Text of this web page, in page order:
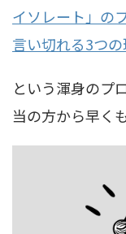
イソレート」の
言い切れる3つの
という渾身のプ
当の方から早く